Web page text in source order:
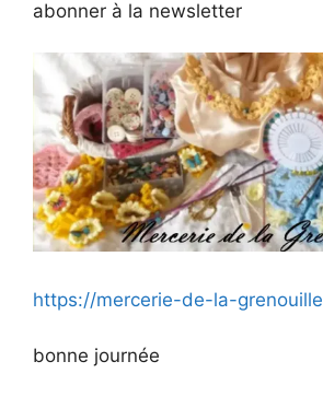
abonner à la newsletter
https://mercerie-de-la-
bonne journée